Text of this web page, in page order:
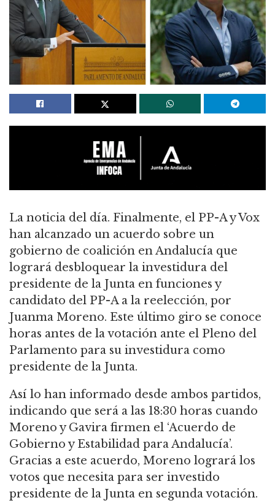
La noticia del día. Finalmente, el PP-A y Vox
han alcanzado un acuerdo sobre un
gobierno de coalición en Andalucía que
logrará desbloquear la investidura del
presidente de la Junta en funciones y
candidato del PP-A a la reelección, por
Juanma Moreno. Este último giro se conoce
horas antes de la votación ante el Pleno del
Parlamento para su investidura como
presidente de la Junta.
Así lo han informado desde ambos partidos,
indicando que será a las 18:30 horas cuando
Moreno y Gavira firmen el ‘Acuerdo de
Gobierno y Estabilidad para Andalucía’.
Gracias a este acuerdo, Moreno logrará los
votos que necesita para ser investido
presidente de la Junta en segunda votación.